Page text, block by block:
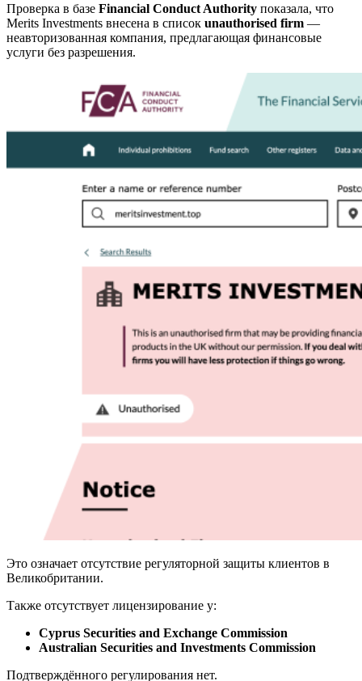
Проверка в базе Financial Conduct Authority показала, что
Merits Investments внесена в список unauthorised firm —
неавторизованная компания, предлагающая финансовые
услуги без разрешения.
Это означает отсутствие регуляторной защиты клиентов в
Великобритании.
Также отсутствует лицензирование у:
Cyprus Securities and Exchange Commission
Australian Securities and Investments Commission
Подтверждённого регулирования нет.